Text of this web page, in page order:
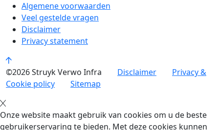
Algemene voorwaarden
Veel gestelde vragen
Disclaimer
Privacy statement
©2026 Struyk Verwo Infra Disclaimer
Privacy &
Cookie policy
Sitemap
Onze website maakt gebruik van cookies om u de beste
gebruikerservaring te bieden. Met deze cookies kunnen